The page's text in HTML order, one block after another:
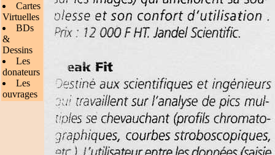
Cartes
Virtuelles
BDs
&
Dessins
Les
donateurs
Les
ouvrages